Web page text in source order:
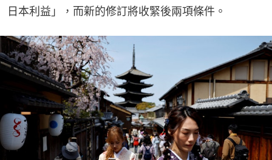
日本利益」，而新的修訂將收緊後兩項條件。